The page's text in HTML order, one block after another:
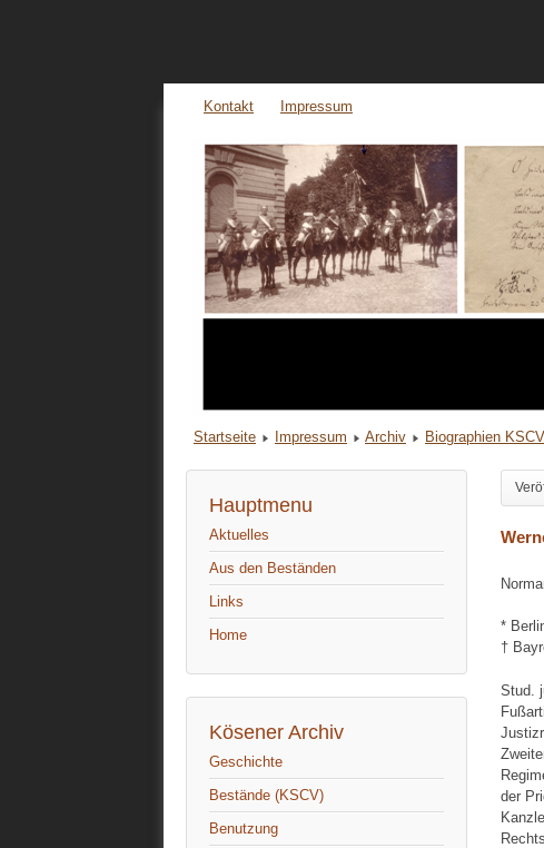
Kontakt Impressum
Startseite Impressum Archiv Biographien KSCV
Hauptmenu
Aktuelles
Aus den Beständen
Links
Home
Kösener Archiv
Geschichte
Bestände (KSCV)
Benutzung
*
†
Stud.
der